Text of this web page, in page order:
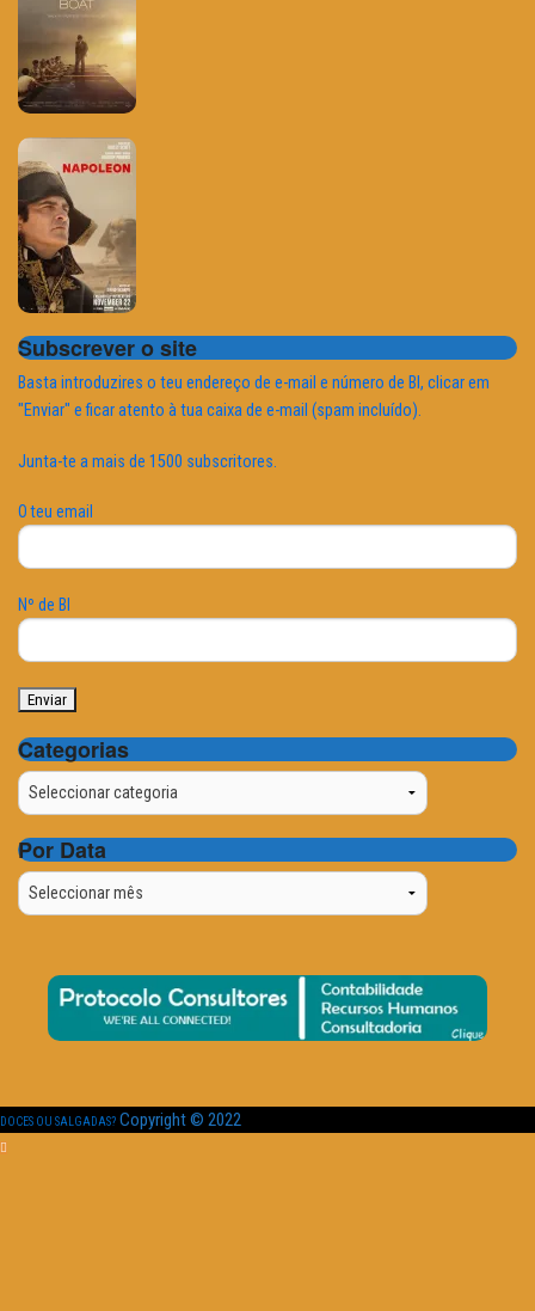
Subscrever o site
Basta introduzires o teu endereço de e-mail e número de BI, clicar em
"Enviar" e ficar atento à tua caixa de e-mail (spam incluído).
Junta-te a mais de 1500 subscritores.
O teu email
Nº de BI
Categorias
Categorias
Por Data
Por
Data
DOCES OU SALGADAS? Copyright © 2022